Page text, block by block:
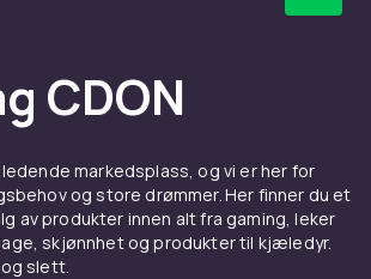
CDON
ledende markedsplass, og vi er her for
og store drømmer. Her finner du et
av produkter innen alt fra gaming, leker
skjønnhet og produkter til kjæledyr.
slett.